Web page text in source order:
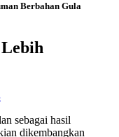
Berbahan Gula
sebagai hasil
dikembangkan